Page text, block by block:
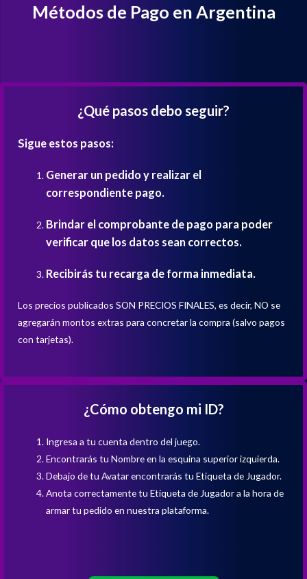
Métodos de Pago en Argentina
¿Qué pasos debo seguir?
Sigue estos pasos:
Generar un pedido y realizar el
correspondiente pago.
Brindar el comprobante de pago para poder
verificar que los datos sean correctos.
Recibirás tu recarga de forma inmediata.
Los precios publicados SON PRECIOS FINALES, es decir, NO se
agregarán montos extras para concretar la compra (salvo pagos
con tarjetas).
¿Cómo obtengo mi ID?
Ingresa a tu cuenta dentro del juego.
Encontrarás tu Nombre en la esquina superior izquierda.
Debajo de tu Avatar encontrarás tu Etiqueta de Jugador.
Anota correctamente tu Etiqueta de Jugador a la hora de
armar tu pedido en nuestra plataforma.